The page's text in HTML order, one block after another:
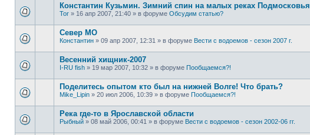
Константин Кузьмин. Зимний спин на малых реках Подмосковья
Tor » 16 апр 2007, 21:40 » в форуме Обсудим статью?
Север МО
Константин » 09 апр 2007, 12:31 » в форуме Вести с водоемов - сезон 2007 г.
Весенний хищник-2007
I-RU fish » 19 мар 2007, 10:32 » в форуме Пообщаемся?!
Поделитесь опытом кто был на нижней Волге! Что брать?
Mike_Lipin » 20 июл 2006, 10:39 » в форуме Пообщаемся?!
Река где-то в Ярославской области
Рыбный » 08 май 2006, 00:41 » в форуме Вести с водоемов - сезон 2002-06 гг.